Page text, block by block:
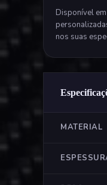
Disponível
nos suas
MATERIAL